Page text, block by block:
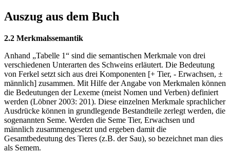
Auszug aus dem Buch
2.2 Merkmalssemantik
Anhand „Tabelle 1“ sind die semantischen Merkmale von drei
verschiedenen Unterarten des Schweins erläutert. Die Bedeutung
von Ferkel setzt sich aus drei Komponenten [+ Tier, - Erwachsen, ±
männlich] zusammen. Mit Hilfe der Angabe von Merkmalen können
die Bedeutungen der Lexeme (meist Nomen und Verben) definiert
werden (Löbner 2003: 201). Diese einzelnen Merkmale sprachlicher
Ausdrücke können in grundlegende Bestandteile zerlegt werden, die
sogenannten Seme. Werden die Seme Tier, Erwachsen und
männlich zusammengesetzt und ergeben damit die
Gesamtbedeutung des Tieres (z.B. der Sau), so bezeichnet man dies
als Semem.